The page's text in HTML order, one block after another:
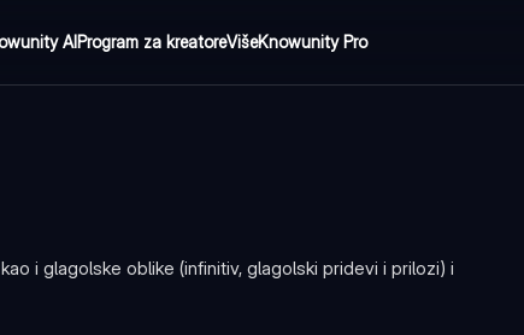
AIProgram za kreatoreVišeKnowunity Pro
i glagolske oblike (infinitiv, glagolski pridevi i prilozi) i